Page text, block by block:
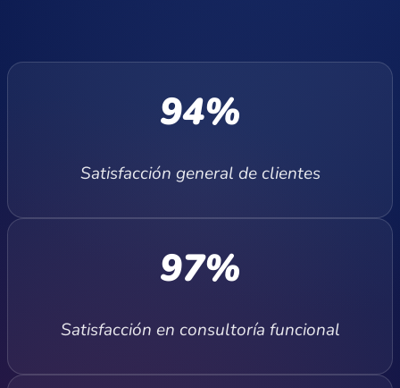
94%
Satisfacción general de clientes
97%
Satisfacción en consultoría funcional